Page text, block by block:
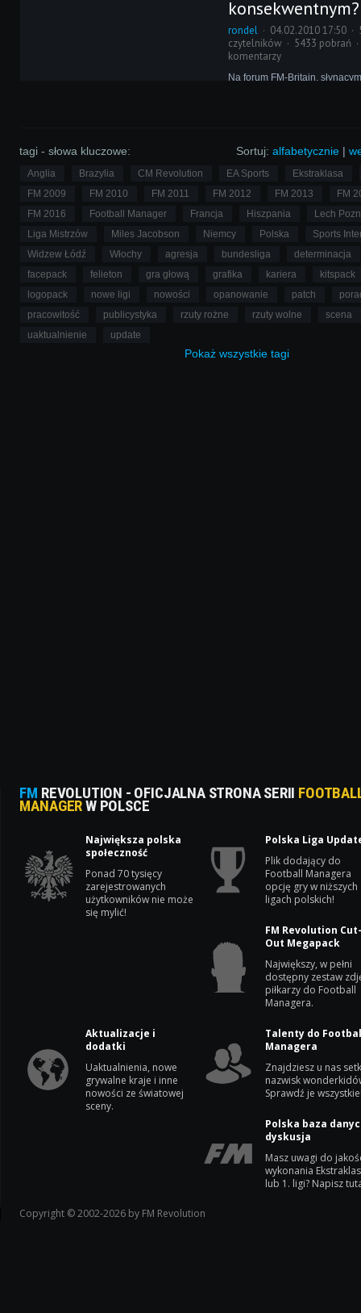
redaktorom FM-Britain!
konsekwentnym?
rondel 04.02.2010 17:50
czytelników
5433 pobrań
komentarzy
Na forum FM-Britain,
Sortuj: alfabetycznie |
tagi - słowa kluczowe:
Anglia Brazylia CM Revolution EA Sports
Ekstraklasa
FM 2009
FM 2010 FM 2011 FM 2012 FM 2013
FM
FM 2016
Football Manager Francja Hiszpania
Lech
Liga Mistrzów
Miles Jacobson Niemcy Polska
Sports
Widzew Łódź
Włochy agresja bundesliga
determinacja
facepack
felieton gra głową grafika kariera
kitspack
logopack
nowe ligi nowości opanowanie patch
pracowitość
publicystyka rzuty rożne rzuty wolne
scena
uaktualnienie
update
Pokaż wszystkie tagi
FM REVOLUTION - OFICJALNA STRONA SERII
MANAGERW POLSCE
Największa polska
społeczność
Ponad 70 tysięcy
zarejestrowanych
użytkowników nie może
się mylić!
Polska Liga
Plik dodający do
Football Managera
opcję gry w niższych
ligach polskich!
FM Revolution
Out Megapack
Największy, w pełni
dostępny zestaw
piłkarzy do Football
Managera.
Aktualizacje i
dodatki
Uaktualnienia, nowe
grywalne kraje i inne
nowości ze światowej
sceny.
Talenty do
Managera
Znajdziesz u nas
nazwisk
Sprawdź je
Polska baza
dyskusja
Masz uwagi do
wykonania
lub 1. ligi? Napisz
Copyright © 2002-2026 by FM Revolution